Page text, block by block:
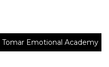
Tomar Emotional Academy